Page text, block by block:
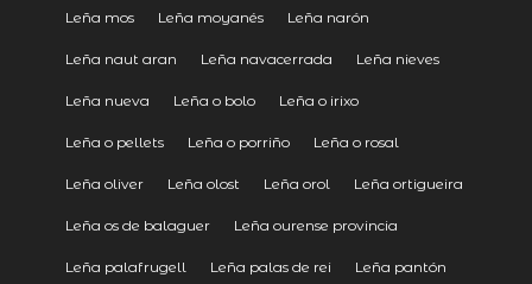
Leña mos Leña moyanés Leña narón
Leña naut aran Leña navacerrada Leña nieves
Leña nueva Leña o bolo Leña o irixo
Leña o pellets Leña o porriño Leña o rosal
Leña oliver Leña olost Leña orol Leña ortigueira
Leña os de balaguer Leña ourense provincia
Leña palafrugell Leña palas de rei Leña pantón